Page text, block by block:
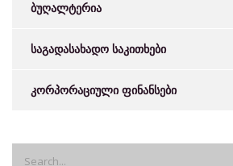
ბუღალტერია
საგადასახადო საკითხები
კორპორაციული ფინანსები